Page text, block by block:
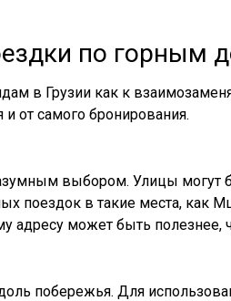
по горным
в Грузии как к
от самого бронирования.
выбором. Улицы
поездок в такие места, как
адресу может быть полезнее,
побережья. Для